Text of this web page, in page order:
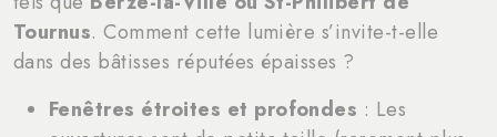
Tournus. Comment cette lumière s’invite-t-elle
dans des bâtisses réputées épaisses ?
Fenêtres étroites et profondes : Les